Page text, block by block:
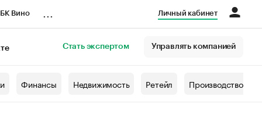
Вино Личный кабинет
Стать экспертом Управлять компанией
Финансы Недвижимость Ретейл Производство